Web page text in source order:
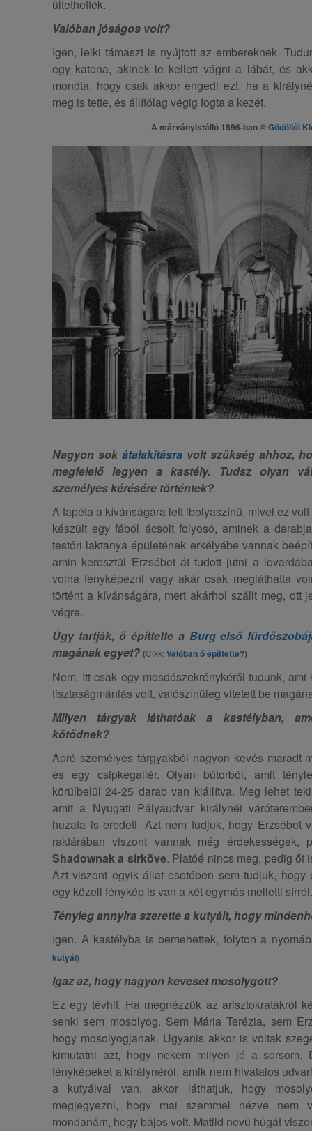
ültethették.
Valóban jóságos volt?
Igen, lelki támaszt is nyújtott az embereknek.
egy katona, akinek le kellett vágni a lábát, és
mondta, hogy csak akkor engedi ezt, ha a
meg is tette, és állítólag végig fogta a kezét.
A márványistálló 1896-ban ©Gödöllői
Nagyon sok átalakításra volt szükség ahhoz,
megfelelő legyen a kastély. Tudsz olyan
személyes kérésére történtek?
A tapéta a kívánságára lett ibolyaszínű, mivel ez
készült egy fából ácsolt folyosó, aminek a
testőri laktanya épületének erkélyébe vannak
amin keresztül Erzsébet át tudott jutni a
volna fényképezni vagy akár csak megláthatta
történt a kívánságára, mert akárhol szállt meg, ott
végre.
Úgy tartják, ő építtette a Burg első
magának egyet? (Cikk: Valóban ő építtette?)
Nem. Itt csak egy mosdószekrénykéről tudunk,
tisztaságmániás volt, valószínűleg vitetett be
Milyen tárgyak láthatóak a kastélyban,
kötődnek?
Apró személyes tárgyakból nagyon kevés maradt
és egy csipkegallér. Olyan bútorból, amit
körülbelül 24-25 darab van kiállítva. Meg lehet
amit a Nyugati Pályaudvar királynéi
huzata is eredeti. Azt nem tudjuk, hogy Erzsébet
raktárában viszont vannak még érdekességek,
Shadownak a sírköve. Platóé nincs meg, pedig őt
Azt viszont egyik állat esetében sem tudjuk, hogy
egy közeli fénykép is van a két egymás melletti sírról.
Tényleg annyira szerette a kutyáit, hogy
Igen. A kastélyba is bemehettek, folyton a
kutyái)
Igaz az, hogy nagyon keveset mosolygott?
Ez egy tévhit. Ha megnézzük az arisztokratákról
senki sem mosolyog. Sem Mária Terézia, sem
hogy mosolyogjanak. Ugyanis akkor is voltak
kimutatni azt, hogy nekem milyen jó a sorsom.
fényképeket a királynéról, amik nem hivatalos
a kutyáival van, akkor láthatjuk, hogy
megjegyezni, hogy mai szemmel nézve nem
mondanám, hogy bájos volt. Matild nevű húgát